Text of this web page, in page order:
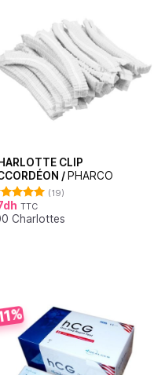
CLIP
/ PHARCO
4.95
5
(19)
dh TTC
Charlottes